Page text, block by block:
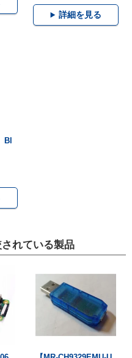
詳細を見る
Bl
れている製品